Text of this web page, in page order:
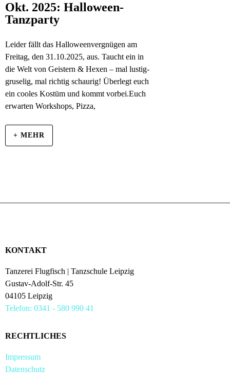
Okt. 2025: Halloween-
Tanzparty
Leider fällt das Halloweenvergnügen am
Freitag, den 31.10.2025, aus. Taucht ein in
die Welt von Geistern & Hexen – mal lustig-
gruselig, mal richtig schaurig! Überlegt euch
ein cooles Kostüm und kommt vorbei.Euch
erwarten Workshops, Pizza,
+ MEHR
KONTAKT
Tanzerei Flugfisch | Tanzschule Leipzig
Gustav-Adolf-Str. 45
04105 Leipzig
Telefon: 0341 - 580 990 41
RECHTLICHES
Impressum
Datenschutz